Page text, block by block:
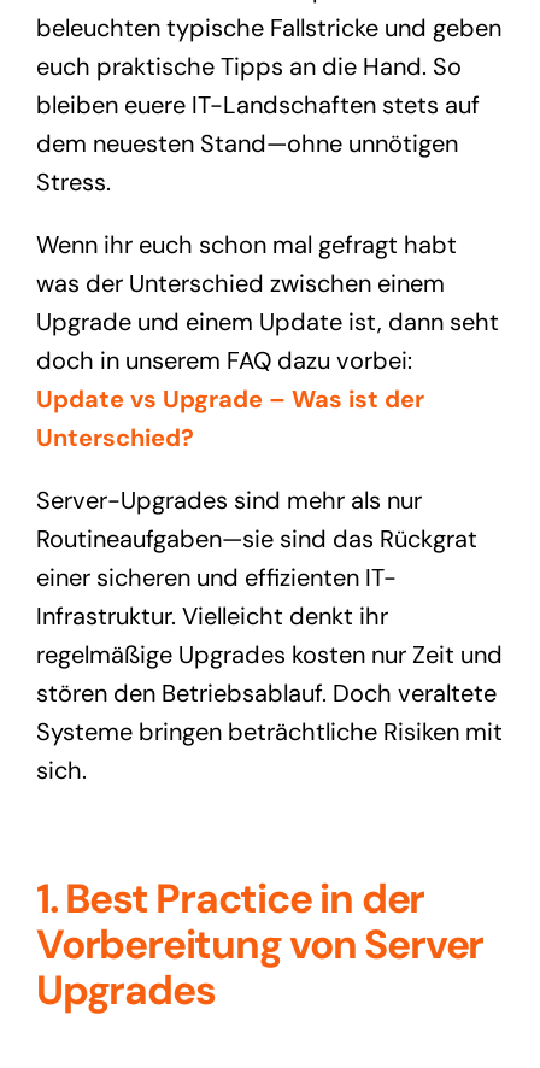
beleuchten typische Fallstricke und geben
euch praktische Tipps an die Hand. So
bleiben euere IT-Landschaften stets auf
dem neuesten Stand—ohne unnötigen
Stress.
Wenn ihr euch schon mal gefragt habt
was der Unterschied zwischen einem
Upgrade und einem Update ist, dann seht
doch in unserem FAQ dazu vorbei:
Update vs Upgrade – Was ist der
Unterschied?
Server-Upgrades sind mehr als nur
Routineaufgaben—sie sind das Rückgrat
einer sicheren und effizienten IT-
Infrastruktur. Vielleicht denkt ihr
regelmäßige Upgrades kosten nur Zeit und
stören den Betriebsablauf. Doch veraltete
Systeme bringen beträchtliche Risiken mit
sich.
1. Best Practice in der
Vorbereitung von Server
Upgrades